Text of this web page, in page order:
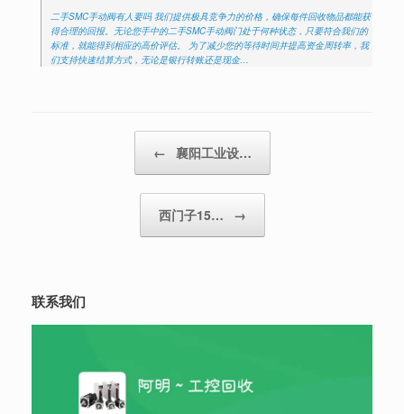
二手SMC手动阀有人要吗 我们提供极具竞争力的价格，确保每件回收物品都能获
得合理的回报。无论您手中的二手SMC手动阀门处于何种状态，只要符合我们的
标准，就能得到相应的高价评估。 为了减少您的等待时间并提高资金周转率，我
们支持快速结算方式，无论是银行转账还是现金…
← 襄阳工业设…
西门子15… →
联系我们